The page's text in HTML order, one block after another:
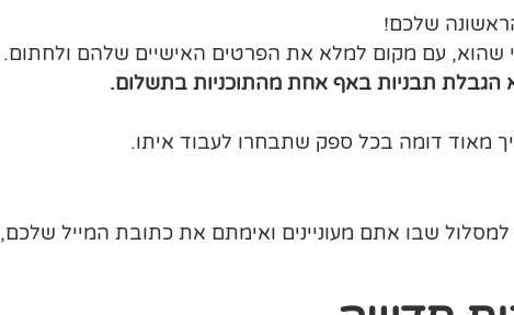
שלכם!
שהוא, עם מקום למלא את הפרטים האישיים שלהם ולחתום.
הגבלת תבניות באף אחת מהתוכניות בתשלום.
שבו אתם מעוניינים ואימתם את כתובת המייל שלכם,